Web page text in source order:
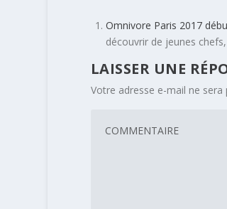
Omnivore Paris 2017
découvrir de jeunes
LAISSER UNE
Votre adresse e-mail ne sera